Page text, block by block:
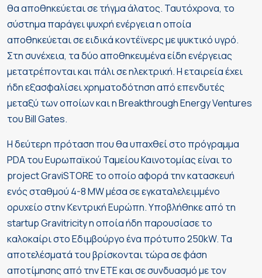
θα αποθηκεύεται σε τήγμα άλατος. Ταυτόχρονα, το
σύστημα παράγει ψυχρή ενέργεια η οποία
αποθηκεύεται σε ειδικά κοντέϊνερς με ψυκτικό υγρό.
Στη συνέχεια, τα δύο αποθηκευμένα είδη ενέργειας
μετατρέπονται και πάλι σε ηλεκτρική. Η εταιρεία έχει
ήδη εξασφαλίσει χρηματοδότηση από επενδυτές
μεταξύ των οποίων και η Breakthrough Energy Ventures
του Bill Gates.
Η δεύτερη πρόταση που θα υπαχθεί στο πρόγραμμα
PDA του Ευρωπαϊκού Ταμείου Καινοτομίας είναι το
project GraviSTORE το οποίο αφορά την κατασκευή
ενός σταθμού 4-8 MW μέσα σε εγκαταλελειμμένο
ορυχείο στην Κεντρική Ευρώπη. Υποβλήθηκε από τη
startup Gravitricity η οποία ήδη παρουσίασε το
καλοκαίρι στο Εδιμβούργο ένα πρότυπο 250kW. Τα
αποτελέσματά του βρίσκονται τώρα σε φάση
αποτίμησης από την ΕΤΕ και σε συνδυασμό με τον